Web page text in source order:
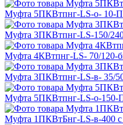
Муфта 5ПКВтпнг-LS-о- 10-
Муфта 3ПКВтпнг-LS-150/
Муфта 4КВтпнг-LS- 70/120-
Муфта 3ПКВтпнг-LS-в- 35/
Муфта 5ПКВтпнг-LS-о-150-
Муфта 1ПКВтБнг-LS-в-400 с